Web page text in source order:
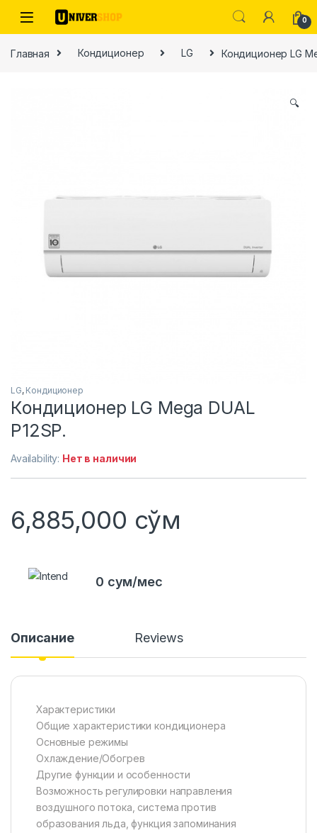
Skip to navigation
Skip to content
0
Главная Кондиционер LG Кондиционер LG
🔍
LG, Кондиционер
Кондиционер LG Mega DUAL
P12SP.
Availability: Нет в наличии
6,885,000 сўм
0 сум/мес
Описание Reviews
Характеристики
Общие характеристики кондиционера
Основные режимы
Охлаждение/Обогрев
Другие функции и особенности
Возможность регулировки направления
воздушного потока, система против
образования льда, функция запоминания